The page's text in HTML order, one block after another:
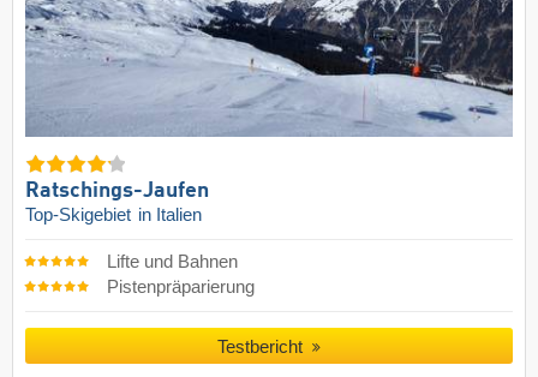
Ratschings-Jaufen
Top-Skigebiet in Italien
Lifte und Bahnen
Pistenpräparierung
Testbericht